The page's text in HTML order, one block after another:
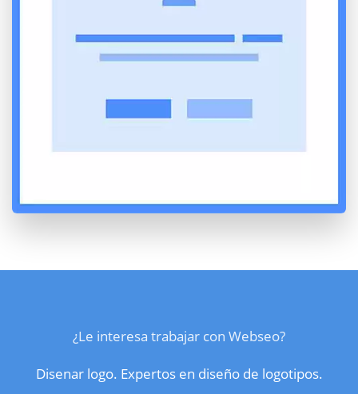
¿Le interesa trabajar con Webseo?
Disenar logo. Expertos en diseño de logotipos.